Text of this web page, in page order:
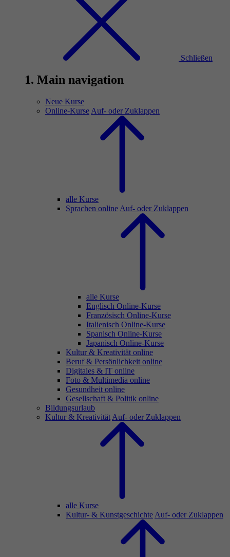
Schließen
1. Main navigation
Neue Kurse
Online-Kurse Auf- oder Zuklappen
alle Kurse
Sprachen online Auf- oder Zuklappen
alle Kurse
Englisch Online-Kurse
Französisch Online-Kurse
Italienisch Online-Kurse
Spanisch Online-Kurse
Japanisch Online-Kurse
Kultur & Kreativität online
Beruf & Persönlichkeit online
Digitales & IT online
Foto & Multimedia online
Gesundheit online
Gesellschaft & Politik online
Bildungsurlaub
Kultur & Kreativität Auf- oder Zuklappen
alle Kurse
Kultur- & Kunstgeschichte Auf- oder Zuklappen